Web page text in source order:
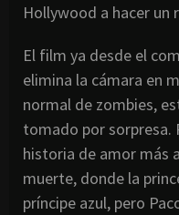
Hollywood a hacer un
El film ya desde el
elimina la cámara en
normal de zombies,
tomado por sorpresa.
historia de amor más
muerte, donde la
príncipe azul, pero